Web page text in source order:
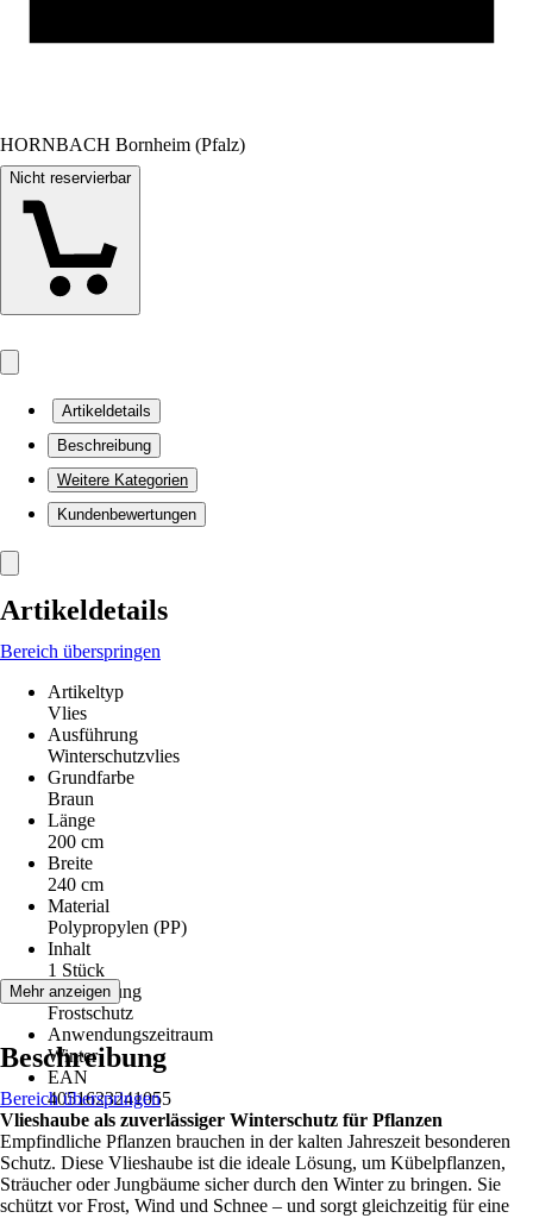
HORNBACH Bornheim (Pfalz)
Nicht reservierbar
Artikeldetails
Beschreibung
Weitere Kategorien
Kundenbewertungen
Artikeldetails
Bereich überspringen
Artikeltyp
Vlies
Ausführung
Winterschutzvlies
Grundfarbe
Braun
Länge
200 cm
Breite
240 cm
Material
Polypropylen (PP)
Inhalt
1 Stück
Anwendung
Frostschutz
Anwendungszeitraum
Winter
EAN
4051623241055
Mehr anzeigen
Beschreibung
Bereich überspringen
Vlieshaube als zuverlässiger Winterschutz für Pflanzen
Empfindliche Pflanzen brauchen in der kalten Jahreszeit besonderen
Schutz. Diese Vlieshaube ist die ideale Lösung, um Kübelpflanzen,
Sträucher oder Jungbäume sicher durch den Winter zu bringen. Sie
schützt vor Frost, Wind und Schnee – und sorgt gleichzeitig für eine